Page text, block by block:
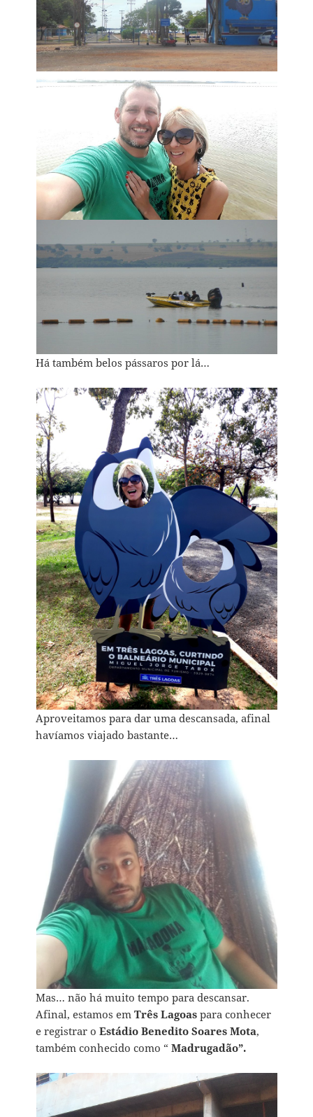
Há também belos pássaros por lá…
Aproveitamos para dar uma descansada, afinal
havíamos viajado bastante…
Mas… não há muito tempo para descansar.
Afinal, estamos emTrês Lagoas para conhecer
e registrar oEstádio Benedito Soares Mota,
também conhecido como “ Madrugadão”.